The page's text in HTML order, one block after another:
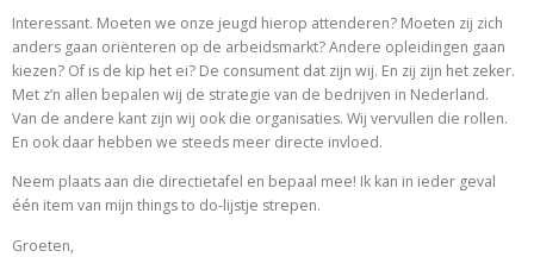
Interessant. Moeten we onze jeugd hierop attenderen? Moeten zij zich
anders gaan oriënteren op de arbeidsmarkt? Andere opleidingen gaan
kiezen? Of is de kip het ei? De consument dat zijn wij. En zij zijn het zeker.
Met z’n allen bepalen wij de strategie van de bedrijven in Nederland.
Van de andere kant zijn wij ook die organisaties. Wij vervullen die rollen.
En ook daar hebben we steeds meer directe invloed.
Neem plaats aan die directietafel en bepaal mee! Ik kan in ieder geval
één item van mijn things to do-lijstje strepen.
Groeten,